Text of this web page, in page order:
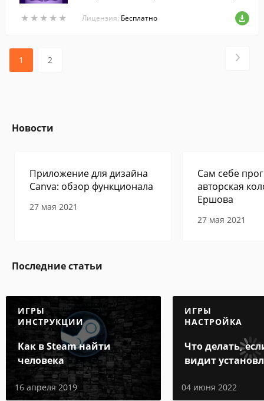
★ ★ ★ ★ ★
★ ★ ★ ★ ★ Лицензия: Бесплатно
1 2
Новости
Приложение для дизайна
Canva: обзор функционала
27 мая 2021
Сам себе
авторская
Ершова
27 мая 2021
Последние статьи
ИГРЫ
ИНСТРУКЦИИ
Как в Steam найти
человека
16 апреля 2019
ИГРЫ
НАСТРОЙКА
Что делать,
видит
04 июня 2022